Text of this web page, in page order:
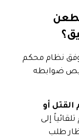
نظام محكم
ضوابطه
أو
إلى
طلب